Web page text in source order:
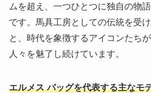
ムを超え、一つひとつに独自の物
です。馬具工房としての伝統を受
と、時代を象徴するアイコンたち
人々を魅了し続けています。
エルメス バッグを代表する主なモ